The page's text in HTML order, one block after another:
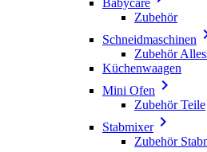
Zubehör
Schneidmaschinen
Zubehör
Küchenwaagen
Mini Ofen 
Zubehör Teile
Stabmixer
Zubehör